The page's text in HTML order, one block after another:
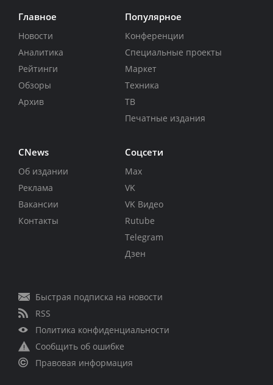
Главное
Новости
Аналитика
Рейтинги
Обзоры
Архив
Популярное
Конференции
Специальные проекты
Маркет
Техника
ТВ
Печатные издания
CNews
Об издании
Реклама
Вакансии
Контакты
Соцсети
Max
VK
VK Видео
Rutube
Telegram
Дзен
Быстрая подписка на новости
RSS
Политика конфиденциальности
Сообщить об ошибке
Правовая информация